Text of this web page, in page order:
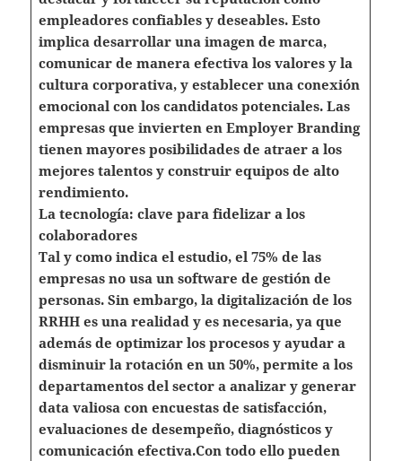
empleadores confiables y deseables. Esto
implica desarrollar una imagen de marca,
comunicar de manera efectiva los valores y la
cultura corporativa, y establecer una conexión
emocional con los candidatos potenciales. Las
empresas que invierten en Employer Branding
tienen mayores posibilidades de atraer a los
mejores talentos y construir equipos de alto
rendimiento.
La tecnología: clave para fidelizar a los
colaboradores
Tal y como indica el estudio, el 75% de las
empresas no usa un software de gestión de
personas. Sin embargo, la digitalización de los
RRHH es una realidad y es necesaria, ya que
además de optimizar los procesos y ayudar a
disminuir la rotación en un 50%, permite a los
departamentos del sector a analizar y generar
data valiosa con encuestas de satisfacción,
evaluaciones de desempeño, diagnósticos y
comunicación efectiva.Con todo ello pueden